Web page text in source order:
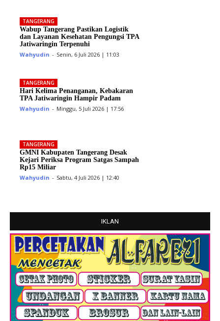
TANGERANG
Wabup Tangerang Pastikan Logistik
dan Layanan Kesehatan Pengungsi TPA
Jatiwaringin Terpenuhi
Wahyudin - Senin, 6 Juli 2026 | 11:03
TANGERANG
Hari Kelima Penanganan, Kebakaran
TPA Jatiwaringin Hampir Padam
Wahyudin - Minggu, 5 Juli 2026 | 17:56
TANGERANG
GMNI Kabupaten Tangerang Desak
Kejari Periksa Program Satgas Sampah
Rp15 Miliar
Wahyudin - Sabtu, 4 Juli 2026 | 12:40
IKLAN